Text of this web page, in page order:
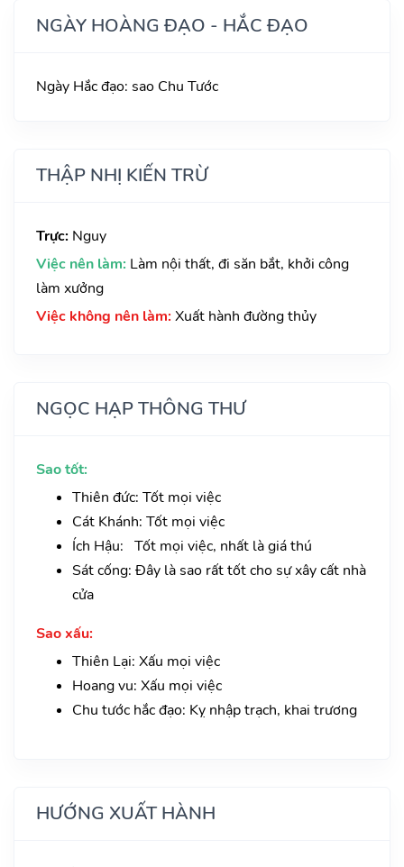
NGÀY HOÀNG ĐẠO - HẮC ĐẠO
Ngày Hắc đạo: sao Chu Tước
THẬP NHỊ KIẾN TRỪ
Trực: Nguy
Việc nên làm: Làm nội thất, đi săn bắt, khởi công
làm xưởng
Việc không nên làm: Xuất hành đường thủy
NGỌC HẠP THÔNG THƯ
Sao tốt:
Thiên đức: Tốt mọi việc
Cát Khánh: Tốt mọi việc
Ích Hậu: Tốt mọi việc, nhất là giá thú
Sát cống: Đây là sao rất tốt cho sự xây cất nhà
cửa
Sao xấu:
Thiên Lại: Xấu mọi việc
Hoang vu: Xấu mọi việc
Chu tước hắc đạo: Kỵ nhập trạch, khai trương
HƯỚNG XUẤT HÀNH